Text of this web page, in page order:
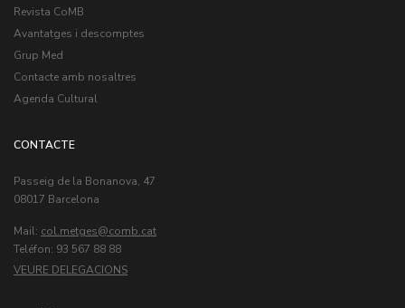
Revista CoMB
Avantatges i descomptes
Grup Med
Contacte amb nosaltres
Agenda Cultural
CONTACTE
Passeig de la Bonanova, 47
08017 Barcelona
Mail: col.metges
Teléfon: 93 567 88 88
VEURE DELEGACIONS